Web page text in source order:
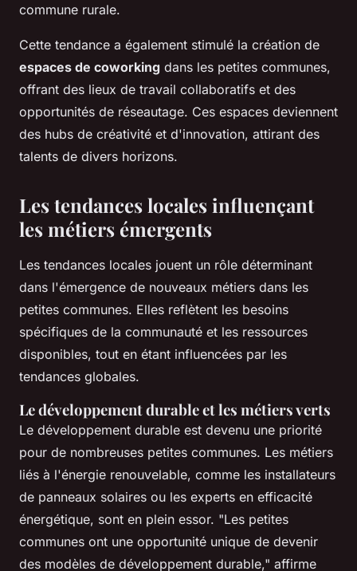
commune rurale.
Cette tendance a également stimulé la création de
espaces de coworking dans les petites communes,
offrant des lieux de travail collaboratifs et des
opportunités de réseautage. Ces espaces deviennent
des hubs de créativité et d'innovation, attirant des
talents de divers horizons.
Les tendances locales influençant
les métiers émergents
Les tendances locales jouent un rôle déterminant
dans l'émergence de nouveaux métiers dans les
petites communes. Elles reflètent les besoins
spécifiques de la communauté et les ressources
disponibles, tout en étant influencées par les
tendances globales.
Le développement durable et les métiers verts
Le développement durable est devenu une priorité
pour de nombreuses petites communes. Les métiers
liés à l'énergie renouvelable, comme les installateurs
de panneaux solaires ou les experts en efficacité
énergétique, sont en plein essor. "Les petites
communes ont une opportunité unique de devenir
des modèles de développement durable," affirme